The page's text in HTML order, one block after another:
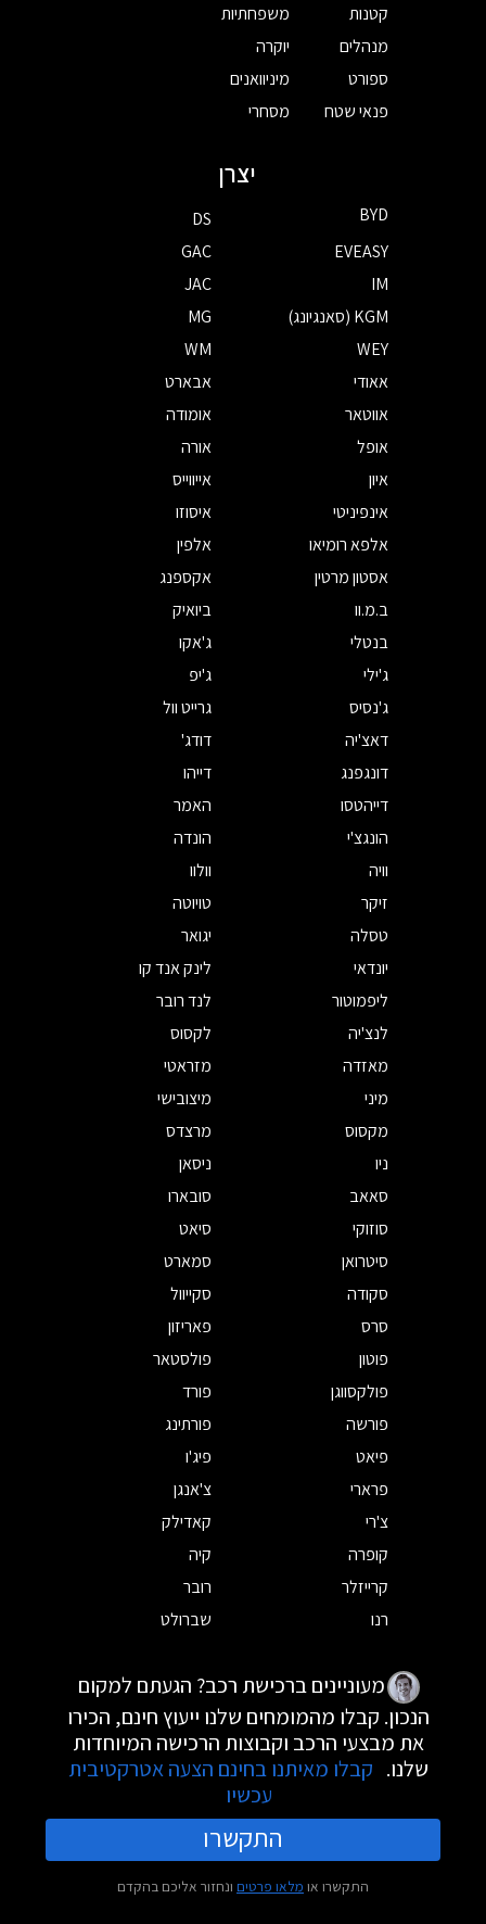
קטנות
מנהלים
ספורט
פנאי שטח
משפחתיות
יוקרה
מיניוואנים
מסחרי
יצרן
BYD
DS
EVEASY
GAC
IM
JAC
KGM (סאנגיונג)
MG
WEY
WM
אאודי
אבארט
אווטאר
אומודה
אופל
אורה
איון
אייווייס
אינפיניטי
איסוזו
אלפא רומיאו
אלפין
אסטון מרטין
אקספנג
ב.מ.וו
ביואיק
בנטלי
ג'אקו
ג'ילי
ג'יפ
ג'נסיס
גרייט וול
דאצ'יה
דודג'
דונגפנג
דייהו
דייהטסו
האמר
הונגצ'י
הונדה
וויה
וולוו
זיקר
טויוטה
טסלה
יגואר
יונדאי
לינק אנד קו
ליפמוטור
לנד רובר
לנצ'יה
לקסוס
מאזדה
מזראטי
מיני
מיצובישי
מקסוס
מרצדס
ניו
ניסאן
סאאב
סובארו
סוזוקי
סיאט
סיטרואן
סמארט
סקודה
סקייוול
סרס
פאריזון
פוטון
פולסטאר
פולקסווגן
פורד
פורשה
פורתינג
פיאט
פיג'ו
פרארי
צ'אנגן
צ'רי
קאדילק
קופרה
קיה
קרייזלר
רובר
רנו
שברולט
מעוניינים ברכישת רכב? הגעתם למקום
הנכון. קבלו מהמומחים שלנו ייעוץ חינם, הכירו
את מבצעי הרכב וקבוצות הרכישה המיוחדות
שלנו. קבלו מאיתנו בחינם הצעה אטרקטיבית
עכשיו
התקשרו
התקשרו או מלאו פרטים ונחזור אליכם בהקדם